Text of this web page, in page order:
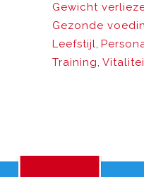
Gewicht
Gezonde
Leefstijl,
Training,